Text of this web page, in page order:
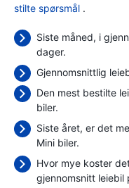
stilte spørsmål .
Siste måned, i
dager.
Gjennomsnittlig
Den mest bestilte
biler.
Siste året, er det
Mini biler.
Hvor mye koster
gjennomsnitt leiebil